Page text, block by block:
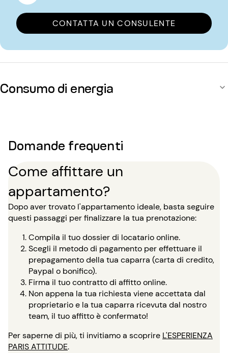
CONTATTA UN CONSULENTE
Consumo di energia
Domande frequenti
Come affittare un
appartamento?
Dopo aver trovato l'appartamento ideale, basta seguire
questi passaggi per finalizzare la tua prenotazione:
Compila il tuo dossier di locatario online.
Scegli il metodo di pagamento per effettuare il
prepagamento della tua caparra (carta di credito,
Paypal o bonifico).
Firma il tuo contratto di affitto online.
Non appena la tua richiesta viene accettata dal
proprietario e la tua caparra ricevuta dal nostro
team, il tuo affitto è confermato!
Per saperne di più, ti invitiamo a scoprire L'ESPERIENZA
PARIS ATTITUDE.